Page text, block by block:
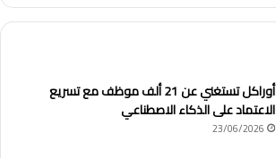
الوي وك
أوراكل تستغني عن 21 ألف موظف مع تسريع
الاعتماد على الذكاء الاصطناعي
23/06/2026